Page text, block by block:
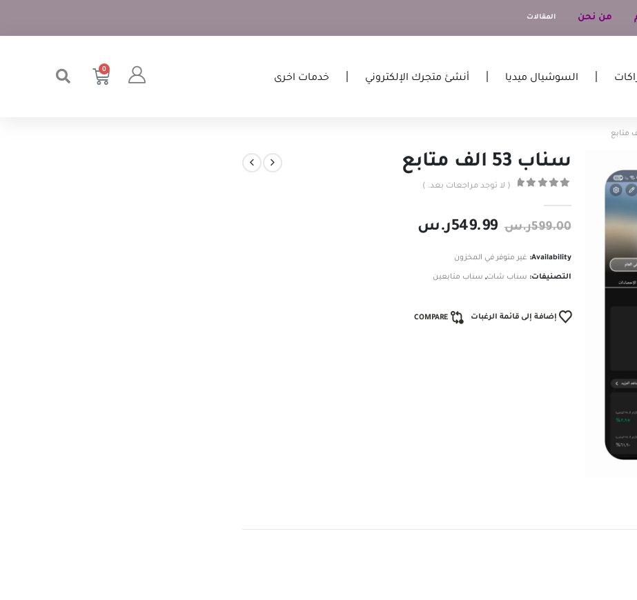
من نحن المقالات
السوشيال ميديا أنشئ متجرك الإلكتروني خدمات اخرى
0
سناب 53 الف متابع
( لا توجد مراجعات بعد. )
599.00ر.س 549.99ر.س
Availability: غير متوفر في المخزون
التصنيفات: سناب شات, سناب متابعين
إضافة إلى قائمة الرغبات COMPARE